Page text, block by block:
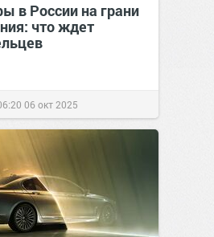
в России на грани
что ждет
06 окт 2025